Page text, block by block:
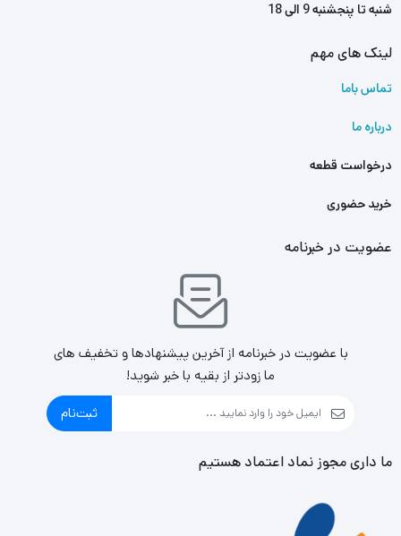
شنبه تا پنجشنبه 9 الی 18
لینک های مهم
تماس باما
درباره ما
درخواست قطعه
خرید حضوری
عضویت در خبرنامه
با عضویت در خبرنامه از آخرین پیشنهادها و تخفیف های
ما زودتر از بقیه با خبر شوید!
ثبت‌نام
ما داری مجوز نماد اعتماد هستیم